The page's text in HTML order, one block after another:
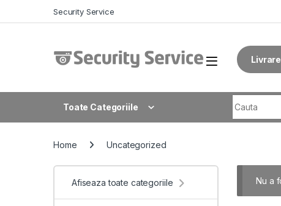
Security Service
Toate Categoriile
Home Uncategorized
Nu a
Afiseaza toate categoriile